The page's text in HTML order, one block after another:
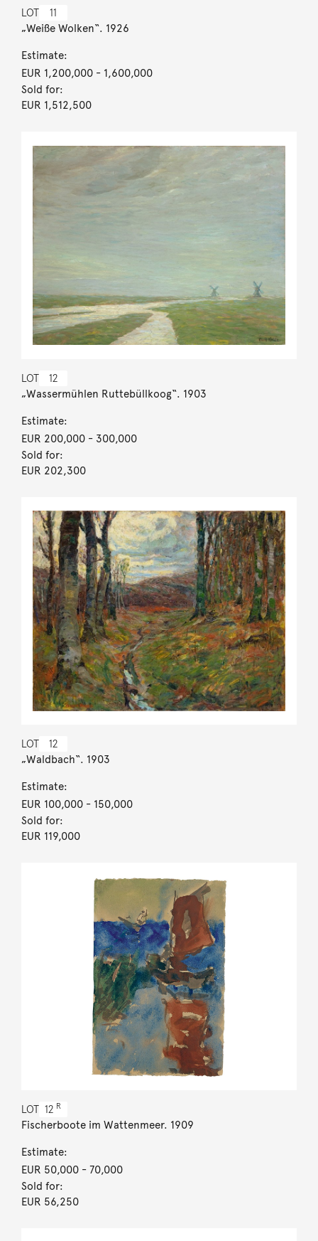
LOT 11
„Weiße Wolken“. 1926
Estimate:
EUR 1,200,000- 1,600,000
Sold for:
EUR 1,512,500
LOT 12
„Wassermühlen Ruttebüllkoog“. 1903
Estimate:
EUR 200,000- 300,000
Sold for:
EUR 202,300
LOT 12
„Waldbach“. 1903
Estimate:
EUR 100,000- 150,000
Sold for:
EUR 119,000
LOT 12 R
Fischerboote im Wattenmeer. 1909
Estimate:
EUR 50,000- 70,000
Sold for:
EUR 56,250